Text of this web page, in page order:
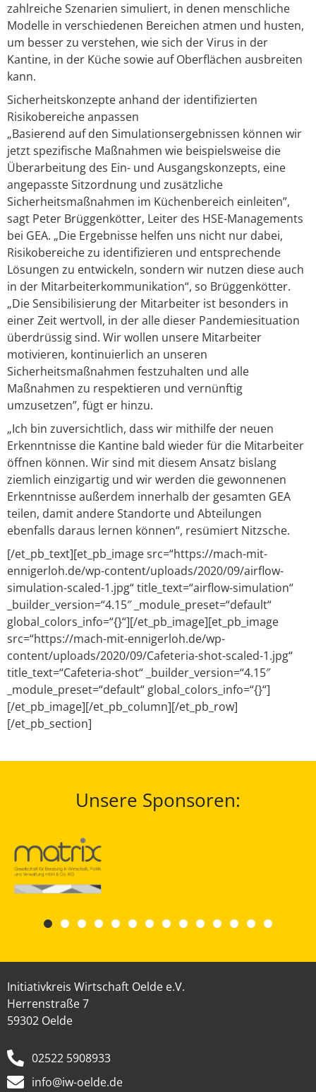
zahlreiche Szenarien simuliert, in denen menschliche
Modelle in verschiedenen Bereichen atmen und husten,
um besser zu verstehen, wie sich der Virus in der
Kantine, in der Küche sowie auf Oberflächen ausbreiten
kann.
Sicherheitskonzepte anhand der identifizierten
Risikobereiche anpassen
„Basierend auf den Simulationsergebnissen können wir
jetzt spezifische Maßnahmen wie beispielsweise die
Überarbeitung des Ein- und Ausgangskonzepts, eine
angepasste Sitzordnung und zusätzliche
Sicherheitsmaßnahmen im Küchenbereich einleiten”,
sagt Peter Brüggenkötter, Leiter des HSE-Managements
bei GEA. „Die Ergebnisse helfen uns nicht nur dabei,
Risikobereiche zu identifizieren und entsprechende
Lösungen zu entwickeln, sondern wir nutzen diese auch
in der Mitarbeiterkommunikation“, so Brüggenkötter.
„Die Sensibilisierung der Mitarbeiter ist besonders in
einer Zeit wertvoll, in der alle dieser Pandemiesituation
überdrüssig sind. Wir wollen unsere Mitarbeiter
motivieren, kontinuierlich an unseren
Sicherheitsmaßnahmen festzuhalten und alle
Maßnahmen zu respektieren und vernünftig
umzusetzen”, fügt er hinzu.
„Ich bin zuversichtlich, dass wir mithilfe der neuen
Erkenntnisse die Kantine bald wieder für die Mitarbeiter
öffnen können. Wir sind mit diesem Ansatz bislang
ziemlich einzigartig und wir werden die gewonnenen
Erkenntnisse außerdem innerhalb der gesamten GEA
teilen, damit andere Standorte und Abteilungen
ebenfalls daraus lernen können“, resümiert Nitzsche.
[/et_pb_text][et_pb_image src=“https://mach-mit-
ennigerloh.de/wp-content/uploads/2020/09/airflow-
simulation-scaled-1.jpg“ title_text=“airflow-simulation“
_builder_version=“4.15″ _module_preset=“default“
global_colors_info=“{}“][/et_pb_image][et_pb_image
src=“https://mach-mit-ennigerloh.de/wp-
content/uploads/2020/09/Cafeteria-shot-scaled-1.jpg“
title_text=“Cafeteria-shot“ _builder_version=“4.15″
_module_preset=“default“ global_colors_info=“{}“]
[/et_pb_image][/et_pb_column][/et_pb_row]
[/et_pb_section]
Unsere Sponsoren:
Initiativkreis Wirtschaft Oelde e.V.
Herrenstraße 7
59302 Oelde
02522 5908933
info@iw-oelde.de